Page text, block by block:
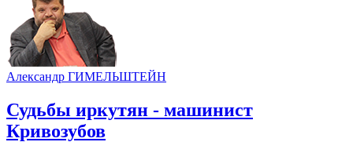
Александр ГИМЕЛЬШТЕЙН
Судьбы иркутян - машинист
Кривозубов